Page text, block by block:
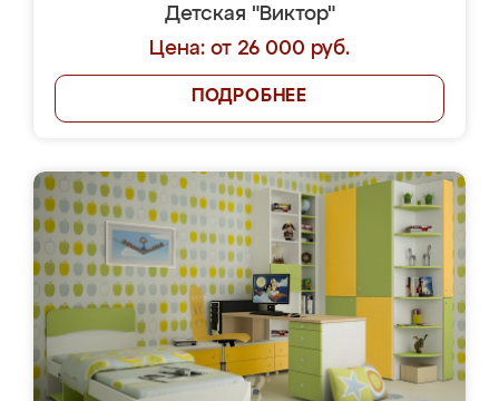
Детская "Виктор"
Цена: от 26 000 руб.
ПОДРОБНЕЕ